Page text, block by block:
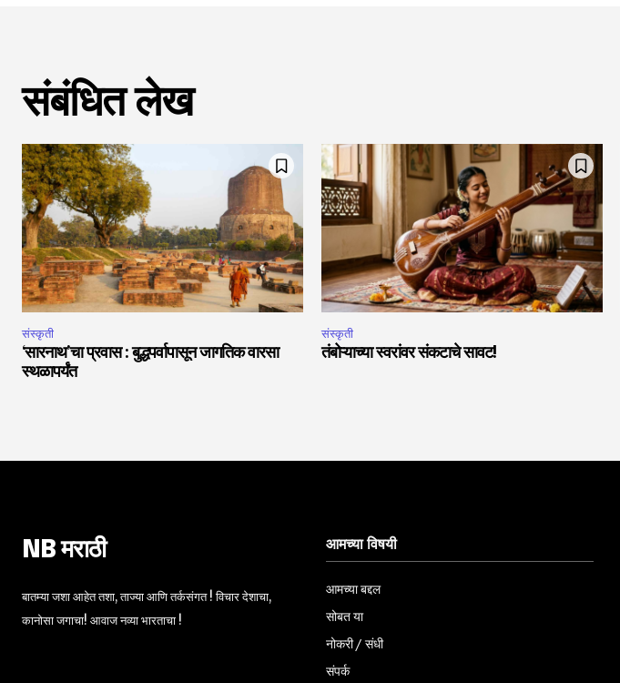
संबंधित लेख
संस्कृती
‘सारनाथ’चा प्रवास : बुद्धपर्वापासून जागतिक वारसा
स्थळापर्यंत
संस्कृती
तंबोऱ्याच्या स्वरांवर संकटाचे सावट!
NB मराठी
बातम्या जशा आहेत तशा, ताज्या आणि तर्कसंगत ! विचार देशाचा,
कानोसा जगाचा! आवाज नव्या भारताचा !
आमच्या विषयी
आमच्या बद्दल
सोबत या
नोकरी / संधी
संपर्क